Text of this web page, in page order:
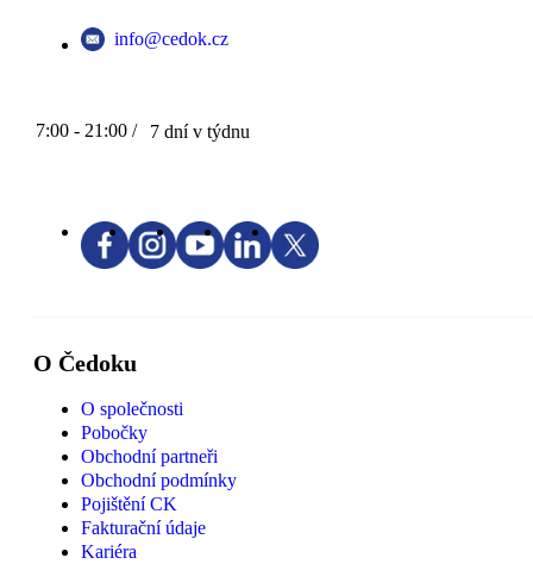
info@cedok.cz
7:00 - 21:00 / 7 dní v týdnu
O Čedoku
O společnosti
Pobočky
Obchodní partneři
Obchodní podmínky
Pojištění CK
Fakturační údaje
Kariéra